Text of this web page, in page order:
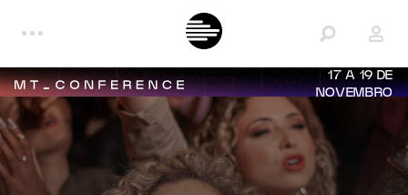
17 A 19 DE
NOVEMBRO